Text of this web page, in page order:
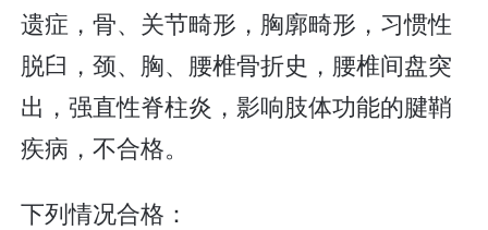
遗症，骨、关节畸形，胸廓畸形，习惯性
脱臼，颈、胸、腰椎骨折史，腰椎间盘突
出，强直性脊柱炎，影响肢体功能的腱鞘
疾病，不合格。
下列情况合格：